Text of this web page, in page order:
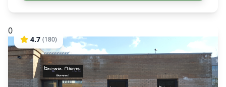
0
4.7 (180)